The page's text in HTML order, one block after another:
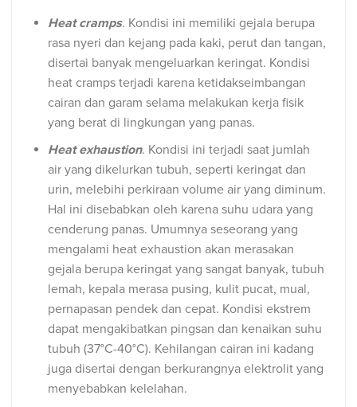
Heat cramps. Kondisi ini memiliki gejala berupa
rasa nyeri dan kejang pada kaki, perut dan tangan,
disertai banyak mengeluarkan keringat. Kondisi
heat cramps terjadi karena ketidakseimbangan
cairan dan garam selama melakukan kerja fisik
yang berat di lingkungan yang panas.
Heat exhaustion. Kondisi ini terjadi saat jumlah
air yang dikelurkan tubuh, seperti keringat dan
urin, melebihi perkiraan volume air yang diminum.
Hal ini disebabkan oleh karena suhu udara yang
cenderung panas. Umumnya seseorang yang
mengalami heat exhaustion akan merasakan
gejala berupa keringat yang sangat banyak, tubuh
lemah, kepala merasa pusing, kulit pucat, mual,
pernapasan pendek dan cepat. Kondisi ekstrem
dapat mengakibatkan pingsan dan kenaikan suhu
tubuh (37°C-40°C). Kehilangan cairan ini kadang
juga disertai dengan berkurangnya elektrolit yang
menyebabkan kelelahan.